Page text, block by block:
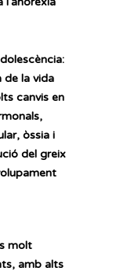
de la vida
canvis en
òssia i
del greix
molt
amb alts